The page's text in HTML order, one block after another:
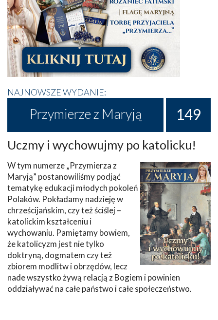
NAJNOWSZE WYDANIE:
Przymierze z Maryją 149
Uczmy i wychowujmy po katolicku!
W tym numerze „Przymierza z
Maryją” postanowiliśmy podjąć
tematykę edukacji młodych pokoleń
Polaków. Pokładamy nadzieję w
chrześcijańskim, czy też ściślej –
katolickim kształceniu i
wychowaniu. Pamiętamy bowiem,
że katolicyzm jest nie tylko
doktryną, dogmatem czy też
zbiorem modlitw i obrzędów, lecz
nade wszystko żywą relacją z Bogiem i powinien
oddziaływać na całe państwo i całe społeczeństwo.